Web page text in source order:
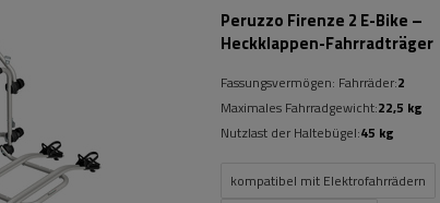
Peruzzo Firenze 2 E-Bike –
Heckklappen-Fahrradträger
Fassungsvermögen: Fahrräder:2
Maximales Fahrradgewicht:22,5 kg
Nutzlast der Haltebügel:45 kg
kompatibel mit Elektrofahrrädern